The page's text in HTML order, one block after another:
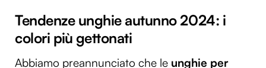
Tendenze unghie autunno 2024: i
colori più gettonati
Abbiamo preannunciato che le unghie per